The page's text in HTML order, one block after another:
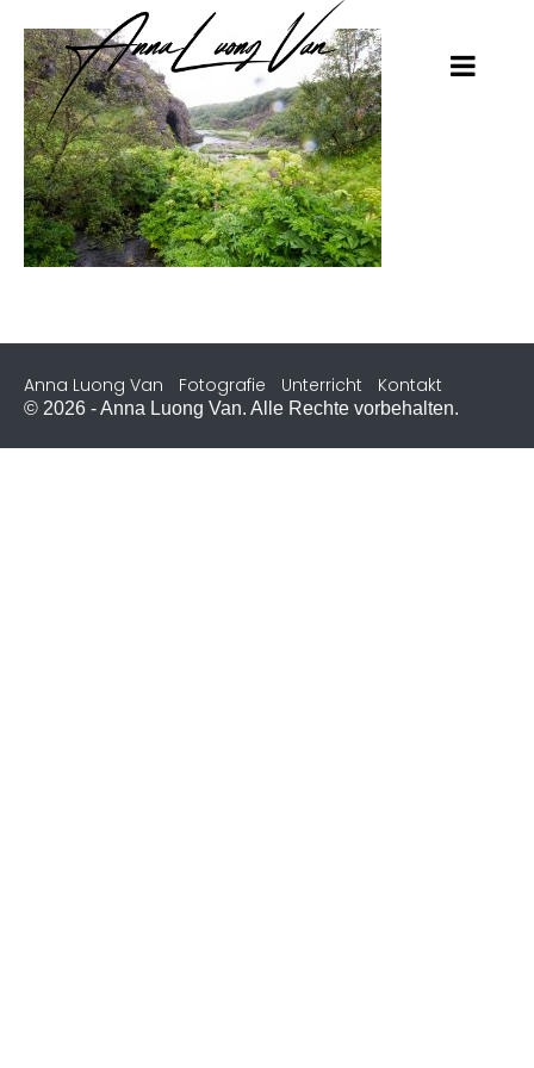
Anna Luong Van Fotografie Unterricht Kontakt
© 2026 - Anna Luong Van. Alle Rechte vorbehalten.